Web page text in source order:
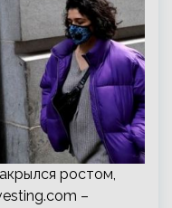
ростом,
–